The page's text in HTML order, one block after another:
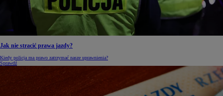
Jak nie stracić prawa jazdy?
Kiedy policja ma prawo zatrzymać nasze uprawnienia?
Sprawdź